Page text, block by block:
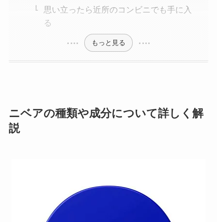
思い立ったら近所のコンビニでも手に入
る
もっと見る
ニベアの種類や成分について詳しく解
説